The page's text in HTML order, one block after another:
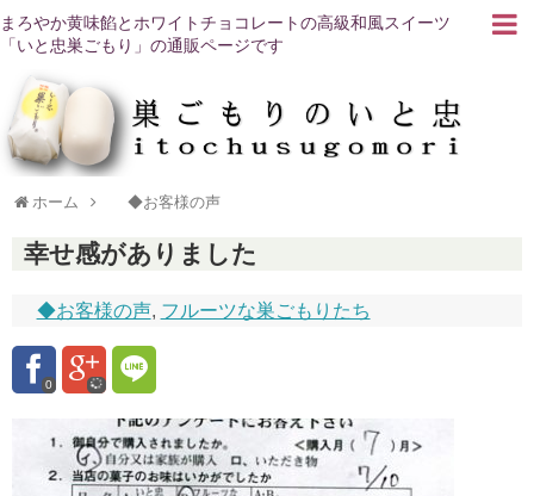
まろやか黄味餡とホワイトチョコレートの高級和風スイーツ
「いと忠巣ごもり」の通販ページです
ホーム ◆お客様の声
幸せ感がありました
◆お客様の声, フルーツな巣ごもりたち
0